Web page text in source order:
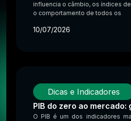
influencia o câmbio, os índices
o comportamento de todos os
10/07/2026
Dicas e Indicadores
PIB do zero ao
O PIB é um dos indicadores